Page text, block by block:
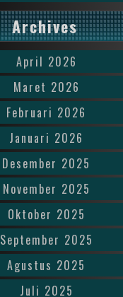
Archives
April 2026
Maret 2026
Februari 2026
Januari 2026
Desember 2025
November 2025
Oktober 2025
September 2025
Agustus 2025
Juli 2025